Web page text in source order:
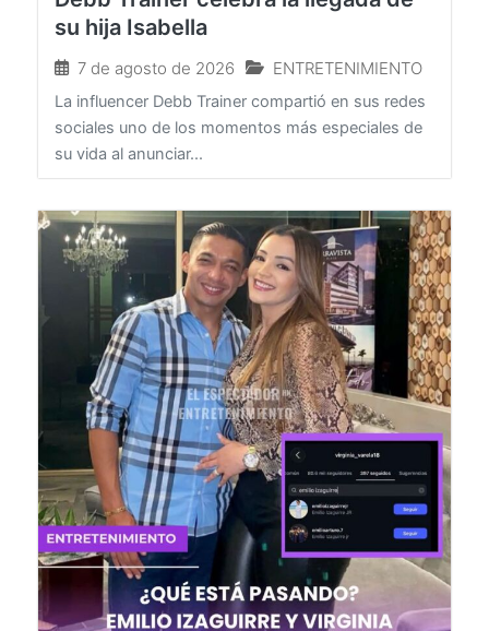
Debb Trainer celebra la llegada de
7 de agosto de 2026 ENTRETENIMIENTO
La influencer Debb Trainer compartió en sus redes
sociales uno de los momentos más especiales de
su vida al anunciar...